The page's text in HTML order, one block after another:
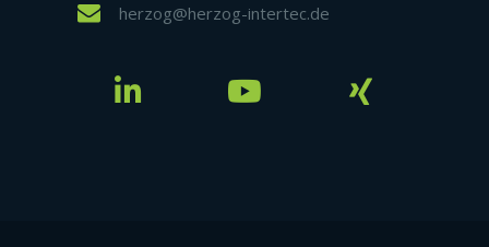
herzog@herzog-intertec.de